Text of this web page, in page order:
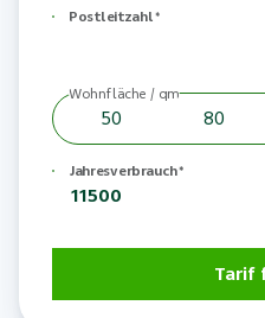
Postleitzahl*
Wohnfläche / qm
50 80
Jahresverbrauch*
Tarif